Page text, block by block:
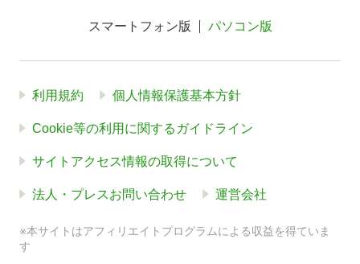
スマートフォン版 パソコン版
利用規約 個人情報保護基本方針
Cookie等の利用に関するガイドライン
サイトアクセス情報の取得について
法人・プレスお問い合わせ 運営会社
※本サイトはアフィリエイトプログラムによる収益を得ていま
す